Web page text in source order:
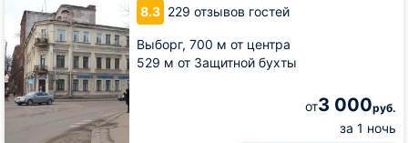
8.3 229 отзывов гостей
Выборг, 700 м от центра
529 м от Защитной бухты
от3 000руб.
за 1 ночь